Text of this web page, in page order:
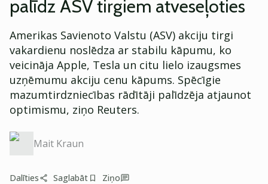
palīdz ASV tirgiem atveseļoties
Amerikas Savienoto Valstu (ASV) akciju tirgi
vakardienu noslēdza ar stabilu kāpumu, ko
veicināja Apple, Tesla un citu lielo izaugsmes
uzņēmumu akciju cenu kāpums. Spēcīgie
mazumtirdzniecības rādītāji palīdzēja atjaunot
optimismu, ziņo Reuters.
Mait Kraun
Dalīties Saglabāt Ziņo